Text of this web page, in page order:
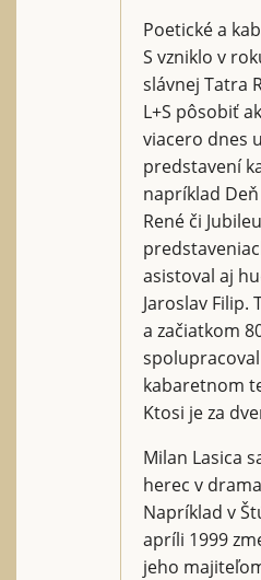
Poetické a
S vzniklo v
slávnej Tatra
L+S pôsobiť
viacero dnes
predstavení
napríklad
René či
asistoval aj
Jaroslav Filip.
a začiatkom
kabaretnom
Ktosi je za
Milan Lasica
herec v
Napríklad v
apríli 1999
jeho